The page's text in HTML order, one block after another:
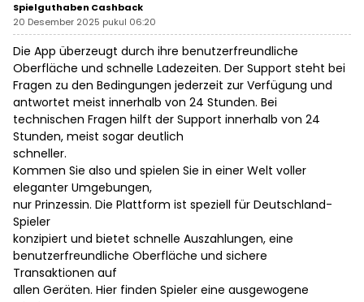
Spielguthaben Cashback
20 Desember 2025 pukul 06:20
Die App überzeugt durch ihre benutzerfreundliche
Oberfläche und schnelle Ladezeiten. Der Support steht bei
Fragen zu den Bedingungen jederzeit zur Verfügung und
antwortet meist innerhalb von 24 Stunden. Bei
technischen Fragen hilft der Support innerhalb von 24
Stunden, meist sogar deutlich
schneller.
Kommen Sie also und spielen Sie in einer Welt voller
eleganter Umgebungen,
nur Prinzessin. Die Plattform ist speziell für Deutschland-
Spieler
konzipiert und bietet schnelle Auszahlungen, eine
benutzerfreundliche Oberfläche und sichere
Transaktionen auf
allen Geräten. Hier finden Spieler eine ausgewogene